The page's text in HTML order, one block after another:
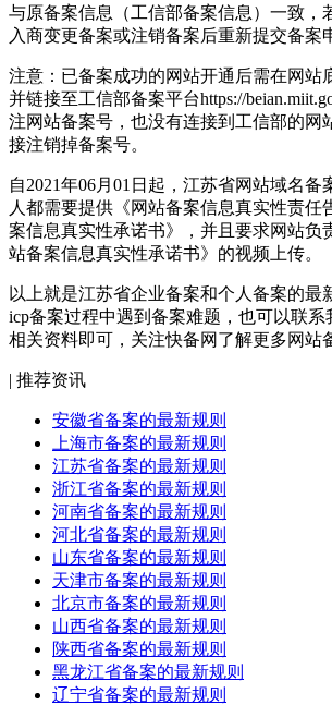
与原备案信息（工信部备案信息）一致，
入商变更备案或注销备案后重新提交备案
注意：已备案成功的网站开通后需在网站
并链接至工信部备案平台https://
注网站备案号，也没有连接到工信部的网
接注销掉备案号。
自2021年06月01日起，江苏省网站域名备
人都需要提供《网站备案信息真实性责任
案信息真实性承诺书》，并且要求网站负
站备案信息真实性承诺书》的视频上传。
以上就是江苏省企业备案和个人备案的最
icp备案过程中遇到备案难题，也可以联
相关资料即可，关注快备网了解更多网站
| 推荐资讯
安徽省备案的最新规则
上海市备案的最新规则
江苏省备案的最新规则
浙江省备案的最新规则
河南省备案的最新规则
河北省备案的最新规则
山东省备案的最新规则
天津市备案的最新规则
北京市备案的最新规则
山西省备案的最新规则
陕西省备案的最新规则
黑龙江省备案的最新规则
辽宁省备案的最新规则